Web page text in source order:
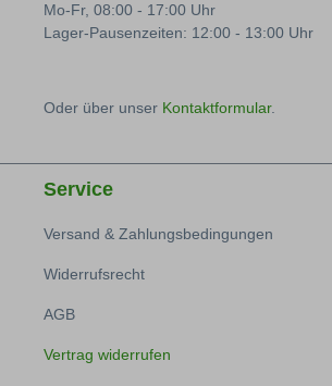
Mo-Fr, 08:00 - 17:00 Uhr
Lager-Pausenzeiten: 12:00 - 13:00 Uhr
Oder über unser Kontaktformular.
Service
Versand & Zahlungsbedingungen
Widerrufsrecht
AGB
Vertrag widerrufen